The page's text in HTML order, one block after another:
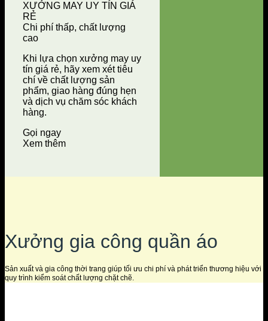
XƯỞNG MAY UY TÍN GIÁ
RẺ
Chi phí thấp, chất lượng
cao
Khi lựa chọn xưởng may uy
tín giá rẻ, hãy xem xét tiêu
chí về chất lượng sản
phẩm, giao hàng đúng hẹn
và dịch vụ chăm sóc khách
hàng.
Gọi ngay
Xem thêm
Xưởng gia công quần áo
Sản xuất và gia công thời trang giúp tối ưu chi phí và phát triển thương hiệu với
quy trình kiểm soát chất lượng chặt chẽ.